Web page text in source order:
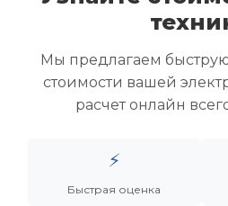
Скупка ноутбуков
Скупка ультрабуков
Скупка игровых ноутбуков
Скупка рабочих ноутбуков
Скупка старых ноутбуков (б/у)
Заказать
Мы предлагаем
стоимости вашей
расчет онлайн
⚡
Быстрая оценка